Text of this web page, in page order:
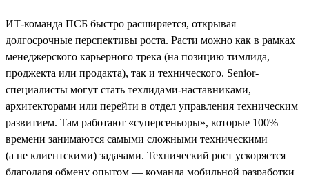
ИТ-команда ПСБ быстро расширяется, открывая
долгосрочные перспективы роста. Расти можно как в рамках
менеджерского карьерного трека (на позицию тимлида,
проджекта или продакта), так и технического. Senior-
специалисты могут стать техлидами-наставниками,
архитекторами или перейти в отдел управления техническим
развитием. Там работают «суперсеньоры», которые 100%
времени занимаются самыми сложными техническими
(а не клиентскими) задачами. Технический рост ускоряется
благодаря обмену опытом — команда мобильной разработки